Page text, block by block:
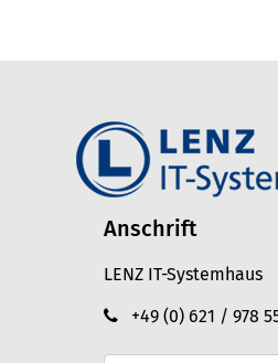
Anschrift
LENZ IT-Systemhaus
+49 (0) 621 / 978